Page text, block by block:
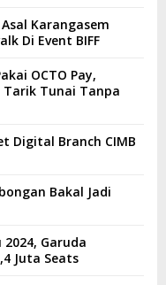
Karangasem
Di Event BIFF
OCTO Pay,
Tunai Tanpa
Digital Branch CIMB
Bakal Jadi
Garuda
Juta Seats